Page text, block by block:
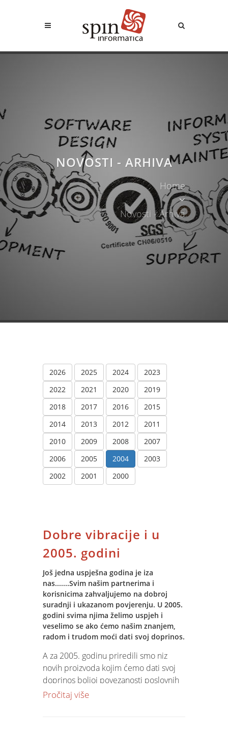
NOVOSTI - ARHIVA
Home
Novosti - Arhiva
2026 2025 2024
2023
2022
2021 2020
2019
2018
2017 2016
2015
2014
2013 2012
2011
2010
2009 2008
2007
2006
2005 2004
2003
2002
2001 2000
Dobre vibracije i u
2005. godini
Još jedna uspješna godina je iza
nas.......Svim našim partnerima i
korisnicima zahvaljujemo na dobroj
suradnji i ukazanom povjerenju. U 2005.
godini svima njima želimo uspjeh i
veselimo se ako ćemo našim znanjem,
radom i trudom moći dati svoj doprinos.
A za 2005. godinu priredili smo niz
novih proizvoda kojim ćemo dati svoj
doprinos boljoj povezanosti poslovnih
aktivnosti, kontroli procesa i
Pročitaj više